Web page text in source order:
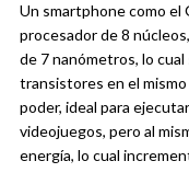
Un smartphone como el
procesador de 8
de 7 nanómetros, lo
transistores en el
poder, ideal para
videojuegos, pero al
energía, lo cual